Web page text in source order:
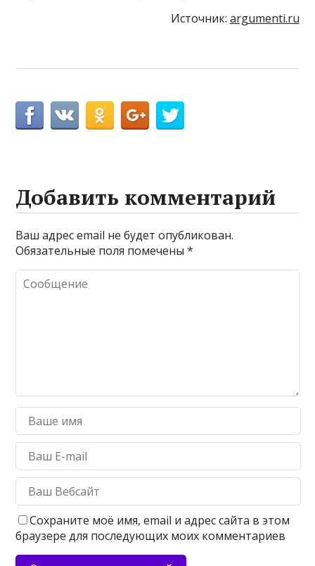
Источник: argumenti.ru
Добавить комментарий
Ваш адрес email не будет опубликован.
Обязательные поля помечены*
Сохраните моё имя, email и адрес сайта в этом
браузере для последующих моих комментариев